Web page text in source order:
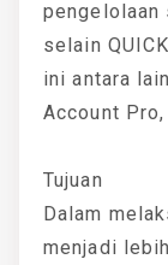
pengelolaan
selain
ini antara
Account
Tujuan
Dalam
menjadi